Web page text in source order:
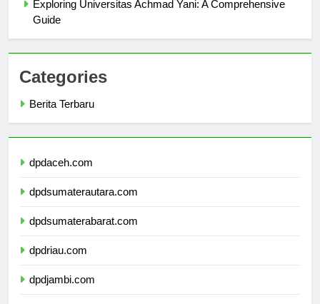
Exploring Universitas Achmad Yani: A Comprehensive
Categories